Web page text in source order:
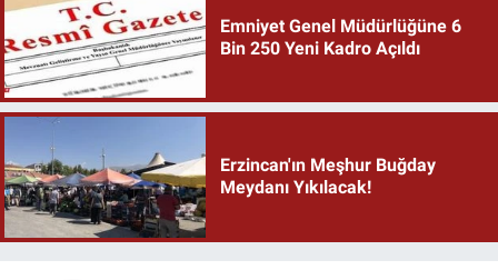
Emniyet Genel Müdürlüğüne 6
Bin 250 Yeni Kadro Açıldı
Erzincan'ın Meşhur Buğday
Meydanı Yıkılacak!